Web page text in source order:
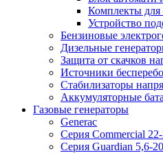
Комплекты для
Устройство
Бензиновые
Дизельные
Защита от скачков
Источники
Стабилизаторы
Аккумуляторные
Газовые генераторы
Generac
Серия Commercial
Серия Guardian 5,6-